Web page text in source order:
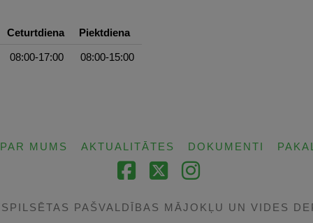
Ceturtdiena Piektdiena
08:00-17:00 08:00-15:00
PAR MUMS AKTUALITĀTES DOKUMENTI
Facebook
X Instagram
PAŠVALDĪBAS MĀJOKĻU UN VIDES